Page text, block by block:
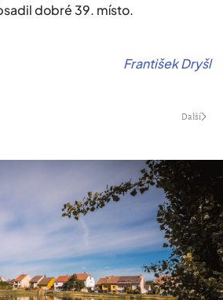
dobré 39. místo.
František Dryšl
Další